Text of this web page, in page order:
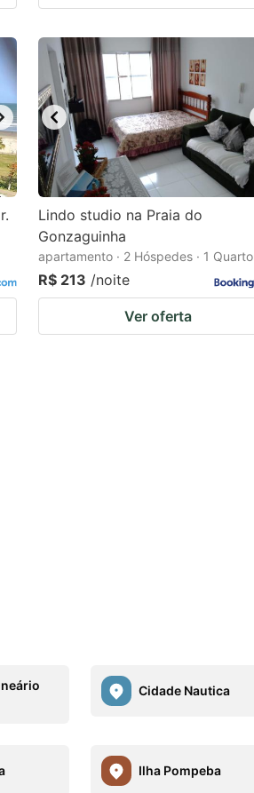
Lindo studio na Praia do
Gonzaguinha
apartamento · 2 Hóspedes · 1 Quarto
R$ 213 /noite
Ver oferta
Cidade Nautica
Ilha Pompeba